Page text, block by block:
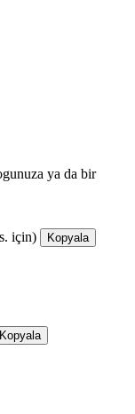
ya da bir
için) Kopyala
Kopyala